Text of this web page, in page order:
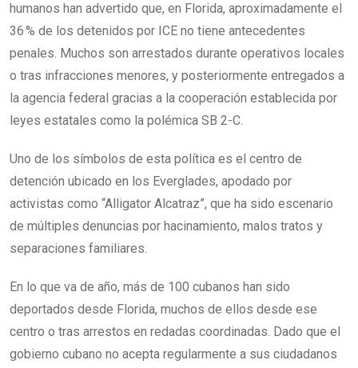
humanos han advertido que, en Florida, aproximadamente el
36 % de los detenidos por ICE no tiene antecedentes
penales. Muchos son arrestados durante operativos locales
o tras infracciones menores, y posteriormente entregados a
la agencia federal gracias a la cooperación establecida por
leyes estatales como la polémica SB 2-C.
Uno de los símbolos de esta política es el centro de
detención ubicado en los Everglades, apodado por
activistas como “Alligator Alcatraz”, que ha sido escenario
de múltiples denuncias por hacinamiento, malos tratos y
separaciones familiares.
En lo que va de año, más de 100 cubanos han sido
deportados desde Florida, muchos de ellos desde ese
centro o tras arrestos en redadas coordinadas. Dado que el
gobierno cubano no acepta regularmente a sus ciudadanos